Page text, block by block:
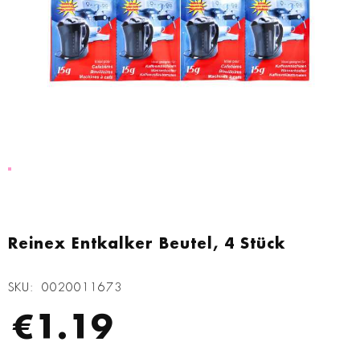
Reinex Entkalker Beutel, 4 Stück
SKU 0020011673
€1.19
Anfang
springen